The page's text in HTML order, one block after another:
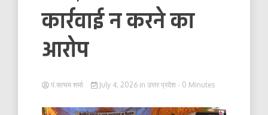
कार्रवाई न करने का
आरोप
पं.सत्यम शर्मा July 4, 2026 in उत्तर प्रदेश - 0 Minutes